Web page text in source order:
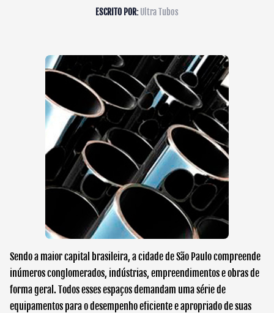
ESCRITO POR:Ultra Tubos
Sendo a maior capital brasileira, a cidade de São Paulo compreende
inúmeros conglomerados, indústrias, empreendimentos e obras de
forma geral. Todos esses espaços demandam uma série de
equipamentos para o desempenho eficiente e apropriado de suas